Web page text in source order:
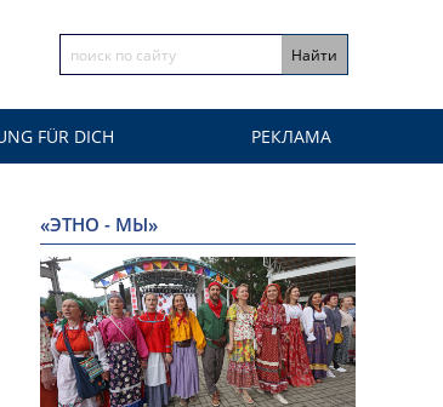
FÜR DICH РЕКЛАМА
«ЭТНО - МЫ»